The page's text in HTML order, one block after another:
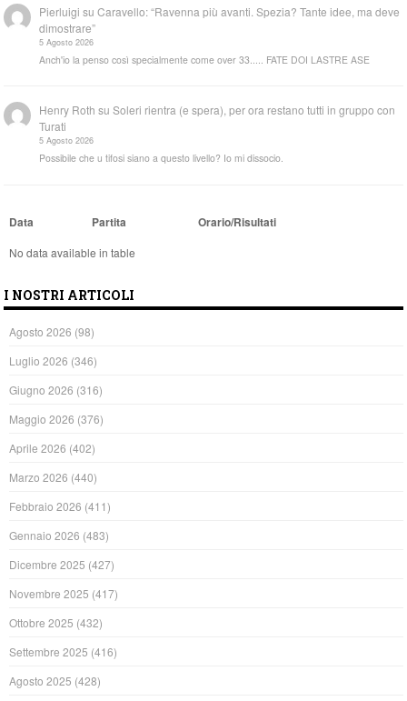
Pierluigi suCaravello: “Ravenna più avanti. Spezia? Tante idee, ma deve
dimostrare”
5 Agosto 2026
Anch'io la penso così specialmente come over 33..... FATE DOI LASTRE ASE
Henry Roth suSoleri rientra (e spera), per ora restano tutti in gruppo con
Turati
5 Agosto 2026
Possibile che u tifosi siano a questo livello? Io mi dissocio.
Data Partita Orario/Risultati
No data available in table
I NOSTRI ARTICOLI
Agosto 2026 (98)
Luglio 2026 (346)
Giugno 2026 (316)
Maggio 2026 (376)
Aprile 2026 (402)
Marzo 2026 (440)
Febbraio 2026 (411)
Gennaio 2026 (483)
Dicembre 2025 (427)
Novembre 2025 (417)
Ottobre 2025 (432)
Settembre 2025 (416)
Agosto 2025 (428)